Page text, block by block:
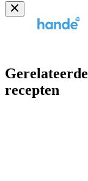
Gerelateerde
recepten